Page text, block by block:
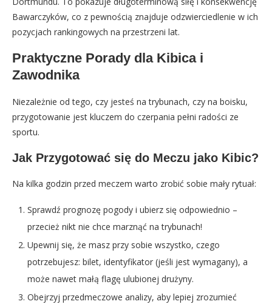
Bawarczyków, co z pewnością znajduje odzwierciedlenie w ich
pozycjach rankingowych na przestrzeni lat.
Praktyczne Porady dla Kibica i
Zawodnika
Niezależnie od tego, czy jesteś na trybunach, czy na boisku,
przygotowanie jest kluczem do czerpania pełni radości ze
sportu.
Jak Przygotować się do Meczu jako Kibic?
Na kilka godzin przed meczem warto zrobić sobie mały rytuał:
Sprawdź prognozę pogody i ubierz się odpowiednio –
przecież nikt nie chce marznąć na trybunach!
Upewnij się, że masz przy sobie wszystko, czego
potrzebujesz: bilet, identyfikator (jeśli jest wymagany), a
może nawet małą flagę ulubionej drużyny.
Obejrzyj przedmeczowe analizy, aby lepiej zrozumieć